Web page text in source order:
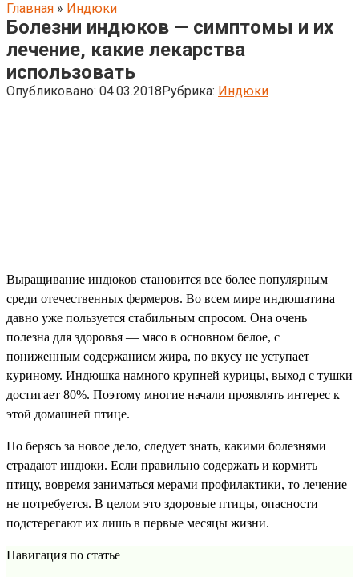
Главная » Индюки
Болезни индюков — симптомы и их
лечение, какие лекарства
использовать
Опубликовано: 04.03.2018Рубрика: Индюки
Выращивание индюков становится все более популярным
среди отечественных фермеров. Во всем мире индюшатина
давно уже пользуется стабильным спросом. Она очень
полезна для здоровья — мясо в основном белое, с
пониженным содержанием жира, по вкусу не уступает
куриному. Индюшка намного крупней курицы, выход с тушки
достигает 80%. Поэтому многие начали проявлять интерес к
этой домашней птице.
Но берясь за новое дело, следует знать, какими болезнями
страдают индюки. Если правильно содержать и кормить
птицу, вовремя заниматься мерами профилактики, то лечение
не потребуется. В целом это здоровые птицы, опасности
подстерегают их лишь в первые месяцы жизни.
Навигация по статье